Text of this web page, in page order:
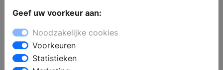
Geef uw voorkeur aan:
Noodzakelijke cookies
Voorkeuren
Statistieken